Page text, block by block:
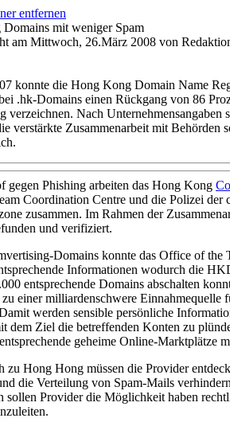
entfernen
mit weniger Spam
am Mittwoch, 26.März 2008 von
konnte die Hong Kong Domain Name
.hk-Domains einen Rückgang von 86
verzeichnen. Nach Unternehmensangaben
verstärkte Zusammenarbeit mit Behörden
gegen Phishing arbeiten das Hong Kong
Coordination Centre und die Polizei der
zusammen. Im Rahmen der
und verifiziert.
Domains konnte das Office of the
Informationen wodurch die
entsprechende Domains abschalten
einer milliardenschwere Einnahmequelle
werden sensible persönliche
dem Ziel die betreffenden Konten zu
geheime Online-Marktplätze
zu Hong Hong müssen die Provider
die Verteilung von Spam-Mails
sollen Provider die Möglichkeit haben